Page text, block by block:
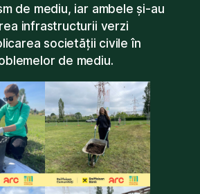
de mediu, iar ambele și-au
infrastructurii verzi
societății civile în
de mediu.